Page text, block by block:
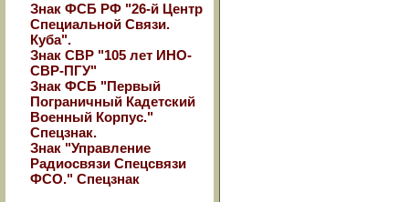
Знак ФСБ РФ "26-й Центр
Специальной Связи.
Куба".
Знак СВР "105 лет ИНО-
СВР-ПГУ"
Знак ФСБ "Первый
Пограничный Кадетский
Военный Корпус."
Спецзнак.
Знак "Управление
Радиосвязи Спецсвязи
ФСО." Спецзнак